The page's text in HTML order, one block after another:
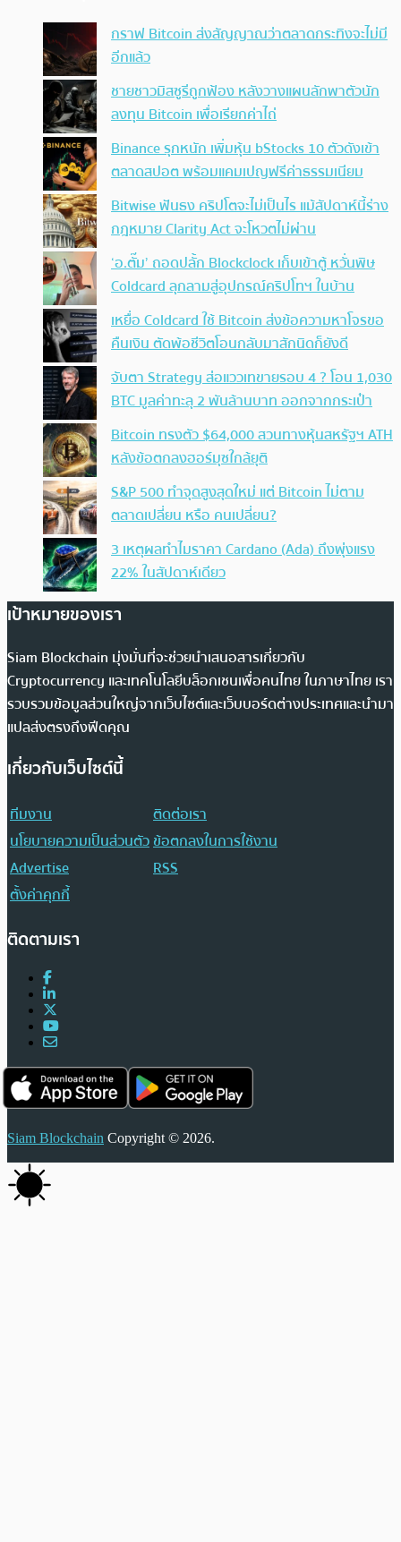
กราฟ Bitcoin ส่งสัญญาณว่าตลาดกระทิงจะไม่มี
อีกแล้ว
ชายชาวมิสซูรีถูกฟ้อง หลังวางแผนลักพาตัวนัก
ลงทุน Bitcoin เพื่อเรียกค่าไถ่
Binance รุกหนัก เพิ่มหุ้น bStocks 10 ตัวดังเข้า
ตลาดสปอต พร้อมแคมเปญฟรีค่าธรรมเนียม
Bitwise ฟันธง คริปโตจะไม่เป็นไร แม้สัปดาห์นี้ร่าง
กฎหมาย Clarity Act จะโหวตไม่ผ่าน
‘อ.ตั๊ม’ ถอดปลั้ก Blockclock เก็บเข้าตู้ หวั่นพิษ
Coldcard ลุกลามสู่อุปกรณ์คริปโทฯ ในบ้าน
เหยื่อ Coldcard ใช้ Bitcoin ส่งข้อความหาโจรขอ
คืนเงิน ตัดพ้อชีวิตโอนกลับมาสักนิดก็ยังดี
จับตา Strategy ส่อแววเทขายรอบ 4 ? โอน 1,030
BTC มูลค่าทะลุ 2 พันล้านบาท ออกจากกระเป๋า
Bitcoin ทรงตัว $64,000 สวนทางหุ้นสหรัฐฯ ATH
หลังข้อตกลงฮอร์มุซใกล้ยุติ
S&P 500 ทำจุดสูงสุดใหม่ แต่ Bitcoin ไม่ตาม
ตลาดเปลี่ยน หรือ คนเปลี่ยน?
3 เหตุผลทำไมราคา Cardano (Ada) ถึงพุ่งแรง
22% ในสัปดาห์เดียว
เป้าหมายของเรา
Siam Blockchain มุ่งมั่นที่จะช่วยนำเสนอสารเกี่ยวกับ
Cryptocurrency และเทคโนโลยีบล็อกเชนเพื่อคนไทย ในภาษาไทย เรา
รวบรวมข้อมูลส่วนใหญ่จากเว็บไซต์และเว็บบอร์ดต่างประเทศและนำมา
แปลส่งตรงถึงฟีดคุณ
เกี่ยวกับเว็บไซต์นี้
ทีมงาน
ติดต่อเรา
นโยบายความเป็นส่วนตัวข้อตกลงในการใช้งาน
Advertise
RSS
ตั้งค่าคุกกี้
ติดตามเรา
Siam Blockchain Copyright © 2026.